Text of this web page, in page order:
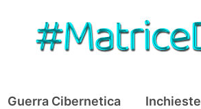
Guerra Cibernetica Inchieste